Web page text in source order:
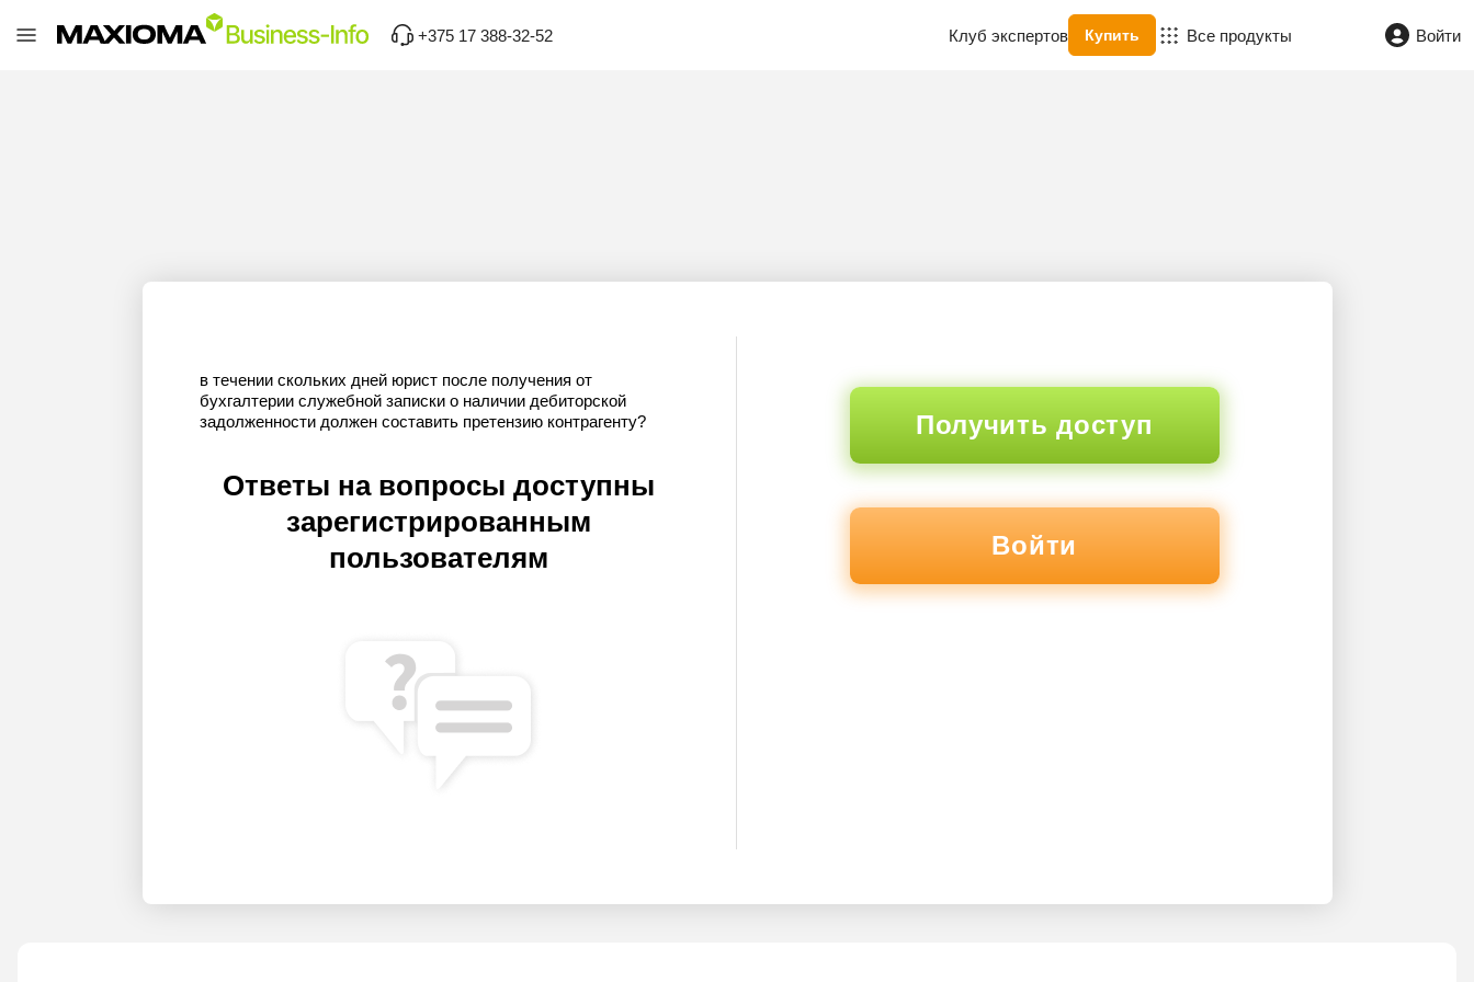
+375 17 388-32-52 Клуб экспертов Купить Все продукты Войти
в течении скольких дней юрист после получения от
бухгалтерии служебной записки о наличии дебиторской
задолженности должен составить претензию контрагенту?
Ответы на вопросы доступны
зарегистрированным
пользователям
Получить доступ
Войти